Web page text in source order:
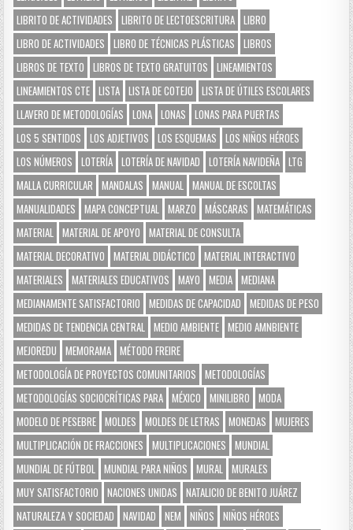
LIBRITO DE ACTIVIDADES
LIBRITO DE LECTOESCRITURA LIBRO
LIBRO DE ACTIVIDADES
LIBRO DE TÉCNICAS PLÁSTICAS
LIBROS
LIBROS DE TEXTO
LIBROS DE TEXTO GRATUITOS
LINEAMIENTOS
LINEAMIENTOS CTE LISTA LISTA DE COTEJO
LISTA DE ÚTILES ESCOLARES
LLAVERO DE METODOLOGÍAS
LONA LONAS
LONAS PARA PUERTAS
LOS 5 SENTIDOS
LOS ADJETIVOS LOS ESQUEMAS
LOS NIÑOS HÉROES
LOS NÚMEROS
LOTERÍA LOTERÍA DE NAVIDAD LOTERÍA NAVIDEÑA LTG
MALLA CURRICULAR
MANDALAS MANUAL
MANUAL DE ESCOLTAS
MANUALIDADES
MAPA CONCEPTUAL MARZO MÁSCARAS
MATEMÁTICAS
MATERIAL
MATERIAL DE APOYO
MATERIAL DE CONSULTA
MATERIAL DECORATIVO
MATERIAL DIDÁCTICO
MATERIAL INTERACTIVO
MATERIALES
MATERIALES EDUCATIVOS MAYO MEDIA MEDIANA
MEDIANAMENTE SATISFACTORIO
MEDIDAS DE CAPACIDAD
MEDIDAS DE PESO
MEDIDAS DE TENDENCIA CENTRAL
MEDIO AMBIENTE MEDIO AMNBIENTE
MEJOREDU
MEMORAMA MÉTODO FREIRE
METODOLOGÍA DE PROYECTOS COMUNITARIOS
METODOLOGÍAS
METODOLOGÍAS SOCIOCRÍTICAS PARA MÉXICO MINILIBRO
MODA
MODELO DE PESEBRE MOLDES MOLDES DE LETRAS MONEDAS
MUJERES
MULTIPLICACIÓN DE FRACCIONES
MULTIPLICACIONES
MUNDIAL
MUNDIAL DE FÚTBOL
MUNDIAL PARA NIÑOS MURAL
MURALES
MUY SATISFACTORIO
NACIONES UNIDAS
NATALICIO DE BENITO JUÁREZ
NATURALEZA Y SOCIEDAD
NAVIDAD NEM NIÑOS
NIÑOS HÉROES